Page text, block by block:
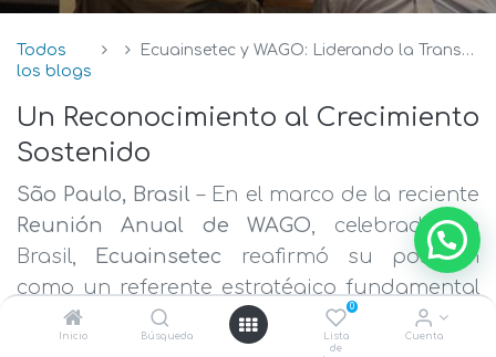
Inicio Búsqueda
0
Lista
de
Cuenta
Todos
los blogs
Ecuainsetec y WAGO: Liderando la Transformación Industrial en Ecuador
Un Reconocimiento al Crecimiento
Sostenido
São Paulo, Brasil – En el marco de la reciente
Reunión Anual de WAGO , celebrada en
Brasil,
Ecuainsetec reafirmó su posición
como un referente estratégico fundamental
para la industria regional. El encuentro, que
reunió a los líderes más influyentes del